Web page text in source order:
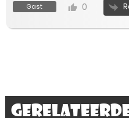
Gast 0